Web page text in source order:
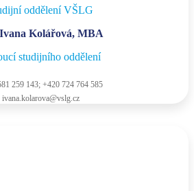
oddělení VŠLG
Kolářová, MBA
studijního oddělení
259 143; +420 724 764 585
ivana.kolarova@vslg.cz